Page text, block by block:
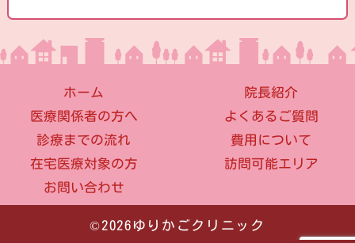
ホーム
院長紹介
医療関係者の方へ
よくあるご質問
診療までの流れ
費用について
在宅医療対象の方
訪問可能エリア
お問い合わせ
©2026ゆりかごクリニック